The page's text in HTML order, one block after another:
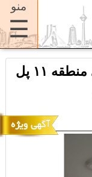
منو
☰
تهران فروش آپارتمان ۷۹ متری منطقه ۱۱ پل